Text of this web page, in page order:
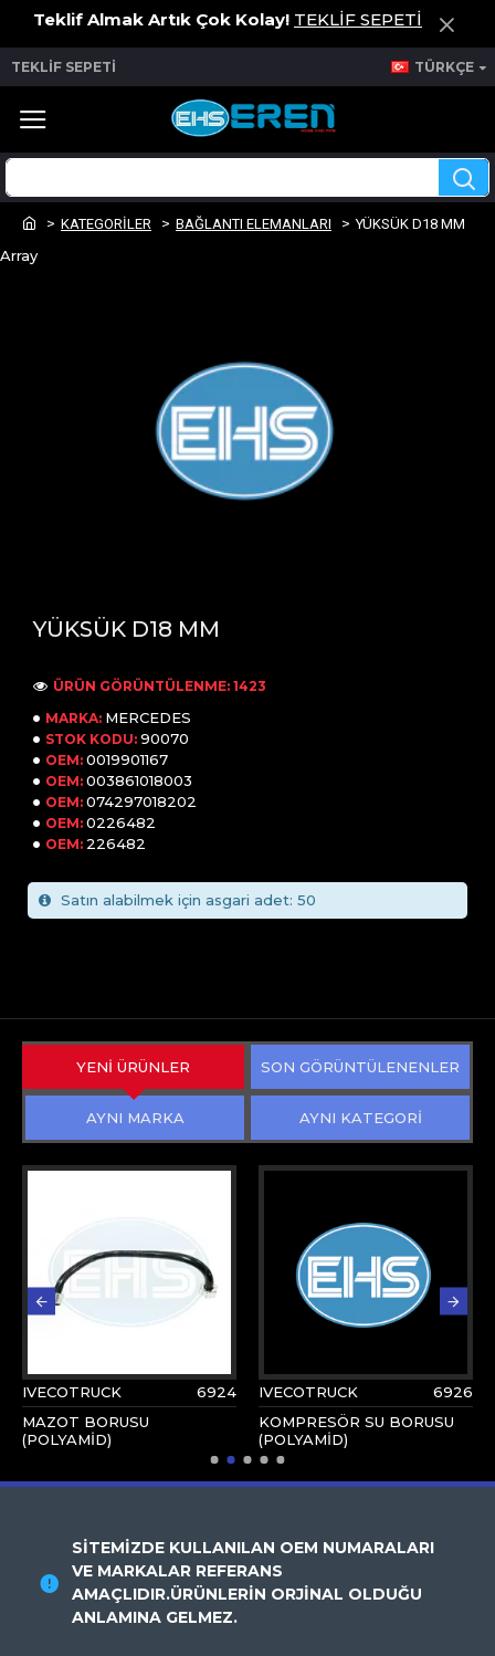
Teklif Almak Artık Çok Kolay! TEKLİF SEPETİ
TEKLİF SEPETİ TÜRKÇE
KATEGORİLER BAĞLANTI ELEMANLARI YÜKSÜK D18 MM
Array
YÜKSÜK D18 MM
MARKA: MERCEDES
STOK KODU: 90070
OEM: 0019901167
OEM: 003861018003
OEM: 074297018202
OEM: 0226482
OEM: 226482
ÜRÜN GÖRÜNTÜLENME: 1423
Satın alabilmek için asgari adet: 50
YENİ ÜRÜNLER SON GÖRÜNTÜLENENLER
AYNI MARKA AYNI KATEGORİ
IVECOTRUCK
6924
MAZOT BORUSU
(POLYAMİD)
IVECOTRUCK
6926
KOMPRESÖR SU BORUSU
(POLYAMİD)
SİTEMİZDE KULLANILAN OEM NUMARALARI
VE MARKALAR REFERANS
AMAÇLIDIR.ÜRÜNLERİN ORJİNAL OLDUĞU
ANLAMINA GELMEZ.